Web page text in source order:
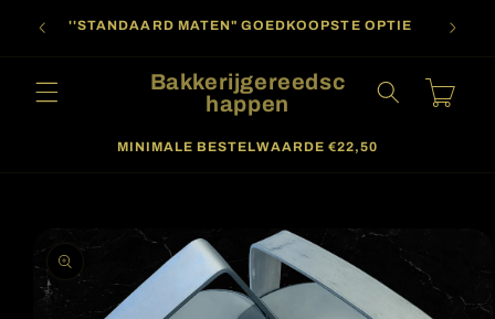
naar de
''STANDAARD MATEN" GOEDKOOPSTE OPTIE
Bakkerijgereedsc
happen
Winkelwagen
MINIMALE BESTELWAARDE €22,50